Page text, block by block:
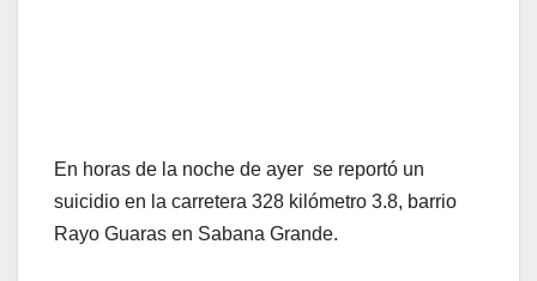
En horas de la noche de ayer se reportó un
suicidio en la carretera 328 kilómetro 3.8, barrio
Rayo Guaras en Sabana Grande.